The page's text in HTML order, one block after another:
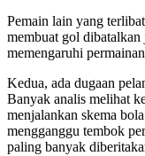
Pemain lain yang
membuat gol
memengaruhi
Kedua, ada dugaan
Banyak analis melihat
menjalankan skema
mengganggu tembok
paling banyak